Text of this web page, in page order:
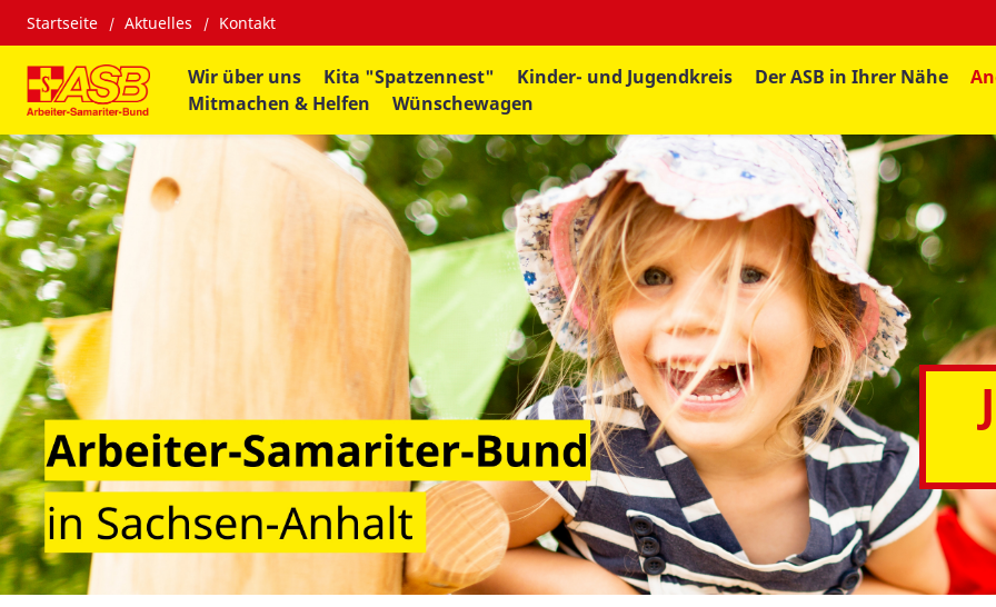
Startseite Aktuelles Kontakt
Wir über uns Kita "Spatzennest" Kinder- und Jugendkreis Der ASB in Ihrer Nähe
Mitmachen & Helfen
Wünschewagen